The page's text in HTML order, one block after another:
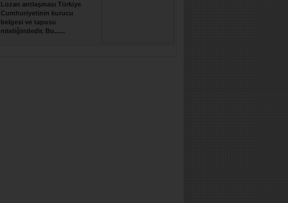
Lozan antlaşması Türkiye
Cumhuriyetinin kurucu
belgesi ve tapusu
niteliğindedir. Bu......